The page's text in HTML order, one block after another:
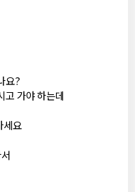
요?
고 가야 하는데
세요